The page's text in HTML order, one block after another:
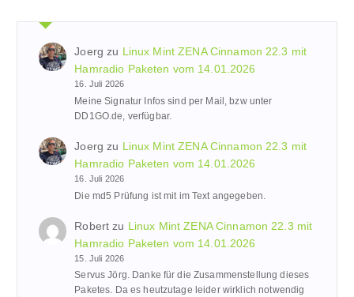
Joerg zu Linux Mint ZENA Cinnamon 22.3 mit
Hamradio Paketen vom 14.01.2026
16. Juli 2026
Meine Signatur Infos sind per Mail, bzw unter
DD1GO.de, verfügbar.
Joerg zu Linux Mint ZENA Cinnamon 22.3 mit
Hamradio Paketen vom 14.01.2026
16. Juli 2026
Die md5 Prüfung ist mit im Text angegeben.
Robert zu Linux Mint ZENA Cinnamon 22.3 mit
Hamradio Paketen vom 14.01.2026
15. Juli 2026
Servus Jörg. Danke für die Zusammenstellung dieses
Paketes. Da es heutzutage leider wirklich notwendig